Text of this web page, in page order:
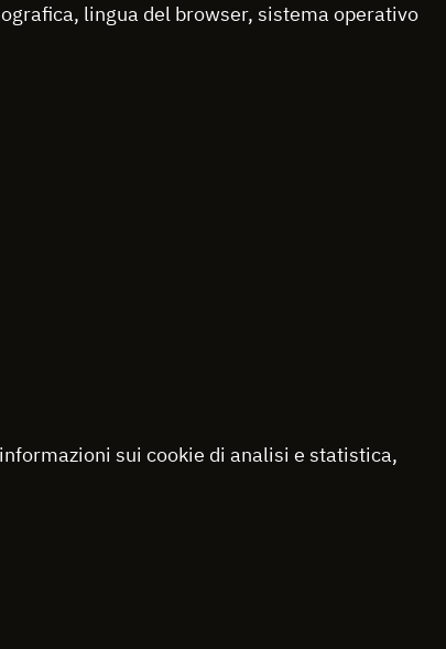
lingua del browser, sistema operativo
sui cookie di analisi e statistica,